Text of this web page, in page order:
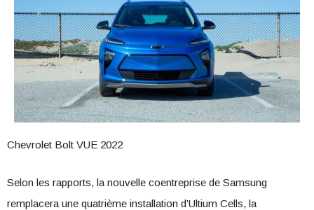
Chevrolet Bolt VUE 2022
Selon les rapports, la nouvelle coentreprise de Samsung
remplacera une quatrième installation d’Ultium Cells, la